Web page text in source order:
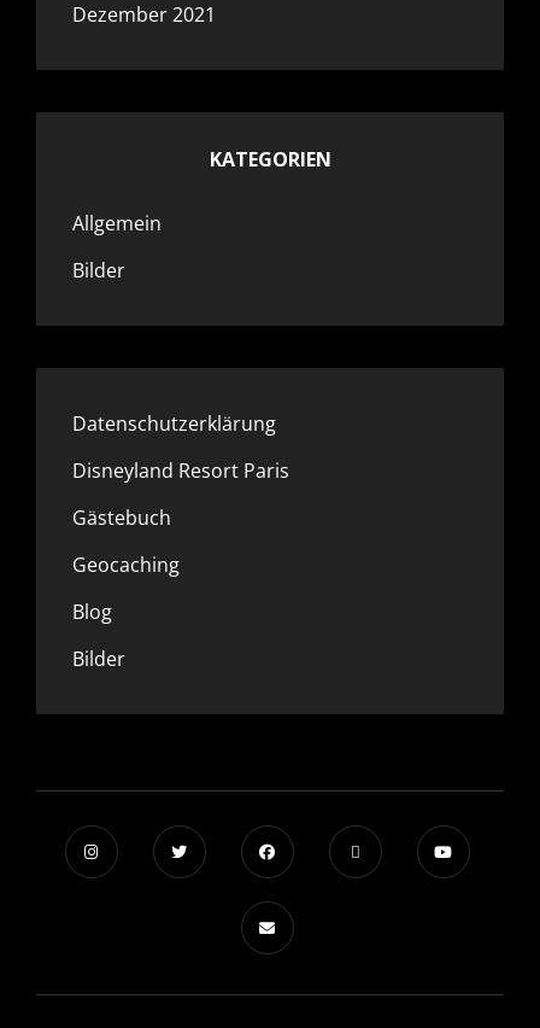
Dezember 2021
KATEGORIEN
Allgemein
Bilder
Datenschutzerklärung
Disneyland Resort Paris
Gästebuch
Geocaching
Blog
Bilder